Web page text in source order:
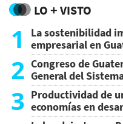
LO + VISTO
1
La sostenibilidad
empresarial en
2 Congreso de
General del
3 Productividad de
economías en